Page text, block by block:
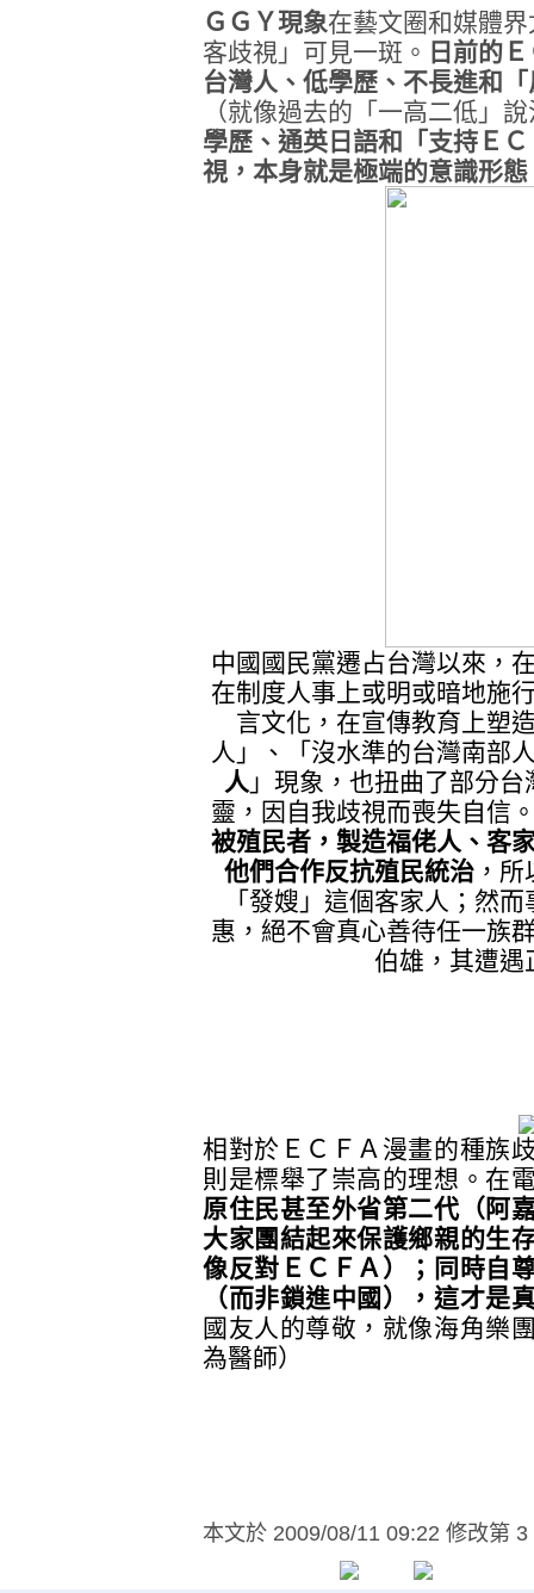
ＧＧＹ現象在藝文圈和媒體
客歧視」可見一斑。 日前的
台灣人、低學歷、不長進和
（就像過去的「一高二低」
學歷、通英日語和「支持Ｅ
視，本身就是極端的意識形態
中國國民黨遷占台灣以來，
在制度人事上或明或暗地施
言文化，在宣傳教育上塑
人」、「沒水準的台灣南部
人 」現象，也扭曲了部分
靈，因自我歧視而喪失自信
被殖民者，製造福佬人、客
他們合作反抗殖民統治，所
「發嫂」這個客家人；然
惠，絕不會真心善待任一族
伯雄，其遭遇
相對於ＥＣＦＡ漫畫的種族
則是標舉了崇高的理想。在
原住民甚至外省第二代（阿
大家團結起來保護鄉親的生
像反對ＥＣＦＡ）；同時自
（而非鎖進中國），這才是
國友人的尊敬，就像海角樂
為醫師）
本文於 2009/08/11 09:22 修改第 3